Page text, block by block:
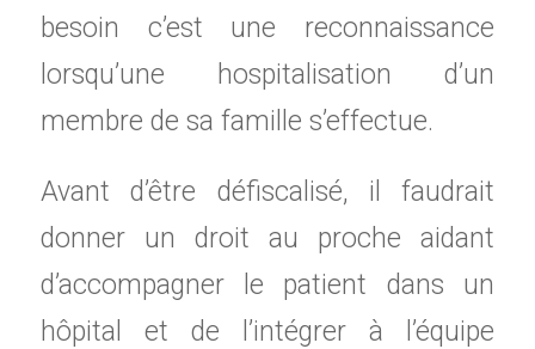
besoin c’est une reconnaissance
lorsqu’une hospitalisation d’un
membre de sa famille s’effectue.
Avant d’être défiscalisé, il faudrait
donner un droit au proche aidant
d’accompagner le patient dans un
hôpital et de l’intégrer à l’équipe